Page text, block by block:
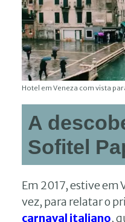
Hotel em Veneza com vista
A
Sofitel
Em 2017, estive em
vez, para relatar o
carnaval italiano,